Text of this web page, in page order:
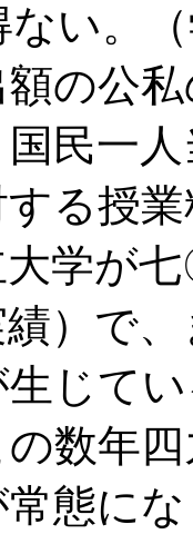
い。
の公
民一
る授
学が
）で
じて
数年
態に